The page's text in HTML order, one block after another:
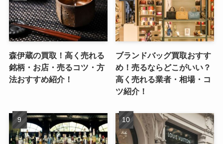
森伊蔵の買取！高く売れる
銘柄・お店・売るコツ・方
法おすすめ紹介！
ブランドバッグ買取おすす
め！売るならどこがいい？
高く売れる業者・相場・コ
ツ紹介！